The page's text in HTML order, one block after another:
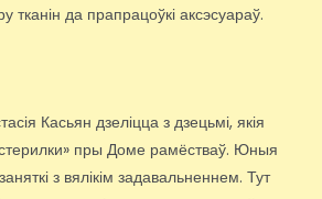
тканін да прапрацоўкі аксэсуараў.
Касьян дзеліцца з дзецьмі, якія
пры Доме рамёстваў. Юныя
з вялікім задавальненнем. Тут